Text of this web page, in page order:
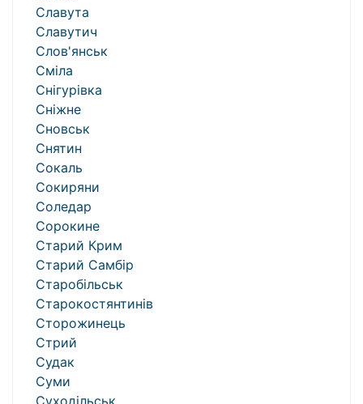
Славута
Славутич
Слов'янськ
Сміла
Снігурівка
Сніжне
Сновськ
Снятин
Сокаль
Сокиряни
Соледар
Сорокине
Старий Крим
Старий Самбір
Старобільськ
Старокостянтинів
Сторожинець
Стрий
Судак
Суми
Суходільськ